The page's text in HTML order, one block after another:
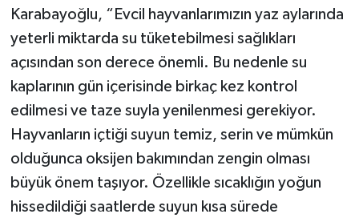
Karabayoğlu, “Evcil hayvanlarımızın yaz aylarında
yeterli miktarda su tüketebilmesi sağlıkları
açısından son derece önemli. Bu nedenle su
kaplarının gün içerisinde birkaç kez kontrol
edilmesi ve taze suyla yenilenmesi gerekiyor.
Hayvanların içtiği suyun temiz, serin ve mümkün
olduğunca oksijen bakımından zengin olması
büyük önem taşıyor. Özellikle sıcaklığın yoğun
hissedildiği saatlerde suyun kısa sürede